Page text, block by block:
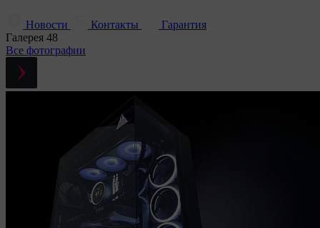
Новости Контакты
Гарантия
Галерея 48
Все фотографии